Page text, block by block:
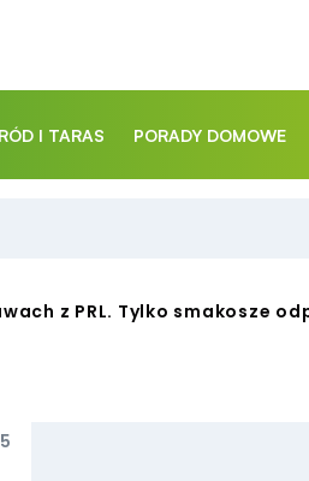
I TARAS PORADY DOMOWE
z PRL. Tylko smakosze